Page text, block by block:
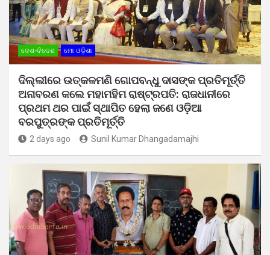
ଦେଶ-ବିଦେଶ ମୋ ଓଡ଼ିଶା
ଦିଲ୍ଲୀରେ ଉତ୍କଳମଣି ଗୋପବନ୍ଧୁ ଦାସଙ୍କ ପ୍ରତିମୂର୍ତ୍ତି
ଅନାବରଣ କଲେ ମହାମହିମ ରାଷ୍ଟ୍ରପତି: ରାଜଧାନୀରେ
ପ୍ରଥମ ଥର ପାଇଁ ସ୍ଥାପିତ ହେଲା ଜଣେ ଓଡ଼ିଆ
ବରପୁତ୍ରଙ୍କ ପ୍ରତିମୂର୍ତ୍ତି
2 days ago Sunil Kumar Dhangadamajhi